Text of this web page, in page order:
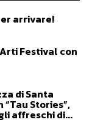
arrivare!
Festival con
di Santa
“Tau Stories”,
affreschi di...